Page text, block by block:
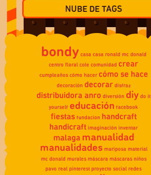
NUBE DE TAGS
bondy casa casa ronald mc donald
centro floral cole comunidad crear
cumpleaños cómo hacer cómo se hace
decoración decorar disfraz
distribuidora anro diversión diy do it
yourself educación facebook
fiestas fundacion handcraft
handicraft imaginación inventar
malaga manualidad
manualidades mariposa material
mc donald murales máscara máscaras niños
pavo real pinterest proyecto social redes